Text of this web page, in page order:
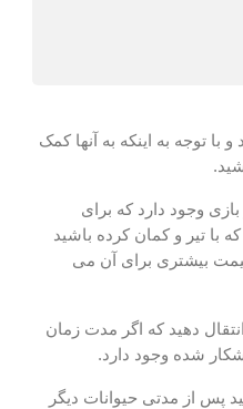
و با توجه به اینکه به آنها کمک
بازی وجود دارد که برای
تیر و کمان کرده باشید
بیشتری برای آن می
دهید که اگر مدت زمان
شده وجود دارد.
پس از مدتی حیوانات دیگر